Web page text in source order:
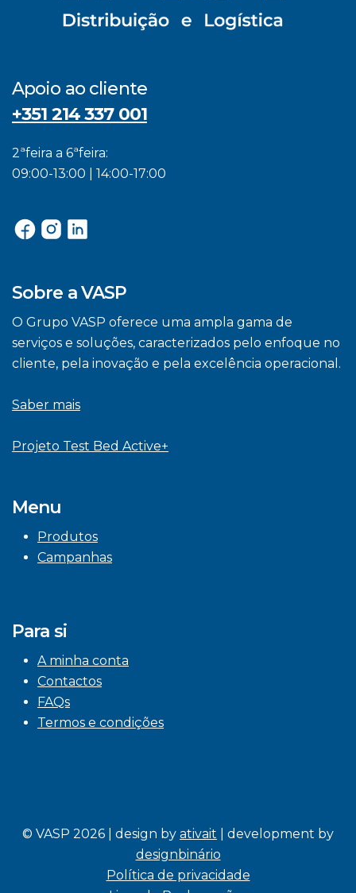
Apoio ao cliente
+351 214 337 001
2ªfeira a 6ªfeira:
09:00-13:00 | 14:00-17:00
Sobre a VASP
O Grupo VASP oferece uma ampla gama de
serviços e soluções, caracterizados pelo enfoque no
cliente, pela inovação e pela excelência operacional.
Saber mais
Projeto Test Bed Active+
Menu
Produtos
Campanhas
Para si
A minha conta
Contactos
FAQs
Termos e condições
© VASP 2026 | design by ativait | development by
designbinário
Política de privacidade